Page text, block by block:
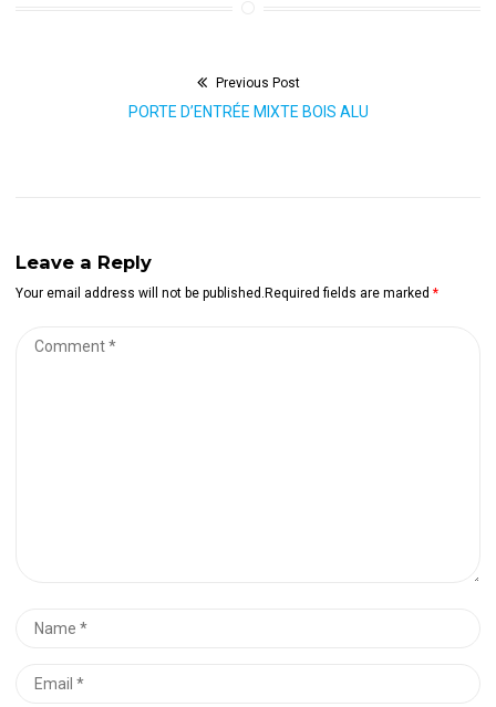
Previous Post
Previous
PORTE D’ENTRÉE MIXTE BOIS ALU
Leave a Reply
Your email address will not be published.Required fields are marked *
Comment
Name
Email